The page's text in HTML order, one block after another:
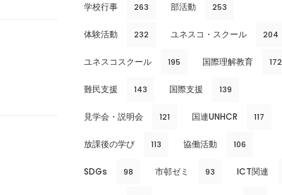
学校行事 263 部活動 253
体験活動 232 ユネスコ・スクール 204
ユネスコスクール 195 国際理解教育 172
難民支援 143 国際支援 139
見学会・説明会 121 国連UNHCR 117
放課後の学び 113 協働活動 106
SDGs 98 市邨ゼミ 93 ICT関連